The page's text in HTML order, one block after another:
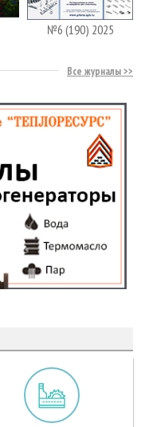
№6 (190) 2025
Все журналы